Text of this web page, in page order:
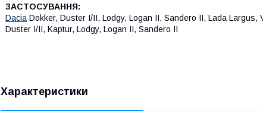
ЗАСТОСУВАННЯ:
Dacia Dokker, Duster I/II, Lodgy, Logan II, Sandero II, Lada Largus,
Duster I/II, Kaptur, Lodgy, Logan II, Sandero II
Характеристики